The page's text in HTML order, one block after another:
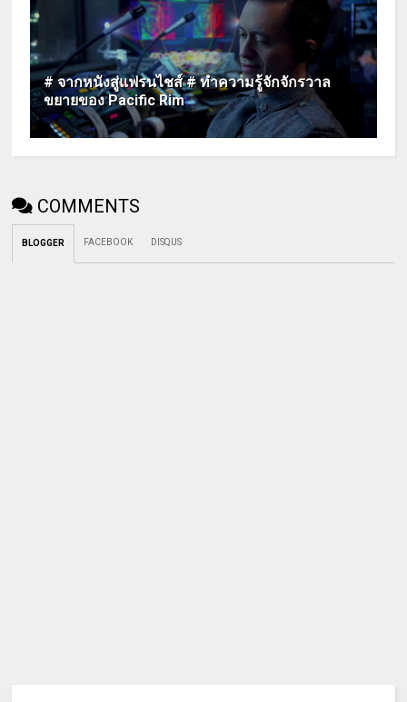
# จากหนังสู่แฟรนไชส์ # ทำความรู้จักจักรวาล
ขยายของ Pacific Rim
COMMENTS
BLOGGER FACEBOOK DISQUS